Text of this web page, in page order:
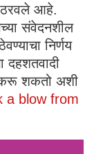
ठरवले आहे.
संवेदनशील
निर्णय
दहशतवादी
करू शकतो अशी
a blow from